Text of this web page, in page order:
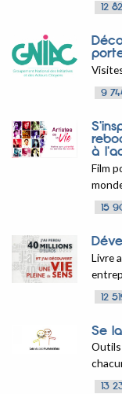
12
9
à
Film
15
Livre
12
Se
13